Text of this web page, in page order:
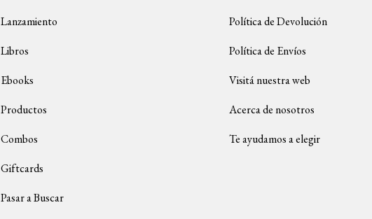
Lanzamiento
Libros
Ebooks
Productos
Combos
Giftcards
Pasar a Buscar
Política de Devolución
Política de Envíos
Visitá nuestra web
Acerca de nosotros
Te ayudamos a elegir